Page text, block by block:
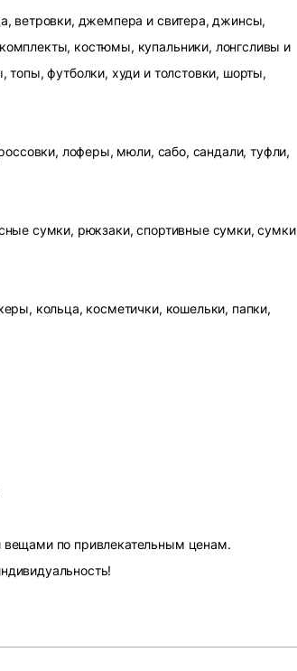
ветровки, джемпера и свитера, джинсы,
костюмы, купальники, лонгсливы и
футболки, худи и толстовки, шорты,
лоферы, мюли, сабо, сандали, туфли,
сумки, рюкзаки, спортивные сумки, сумки
кольца, косметички, кошельки, папки,
вещами по привлекательным ценам.